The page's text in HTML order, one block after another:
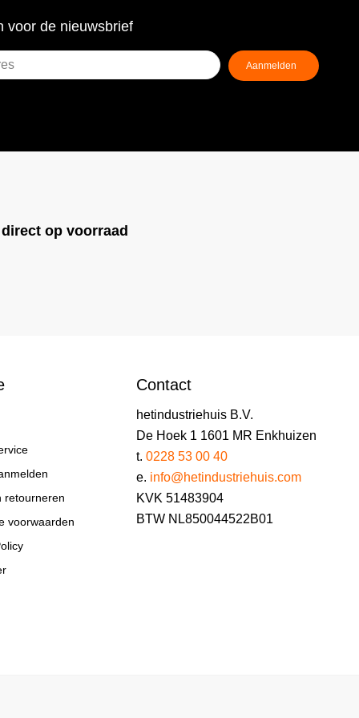
voor de nieuwsbrief
op voorraad
retourneren
voorwaarden
Contact
hetindustriehuis B.V.
De Hoek 1 1601 MR Enkhuizen
t. 0228 53 00 40
e. info@hetindustriehuis.com
KVK 51483904
BTW NL850044522B01